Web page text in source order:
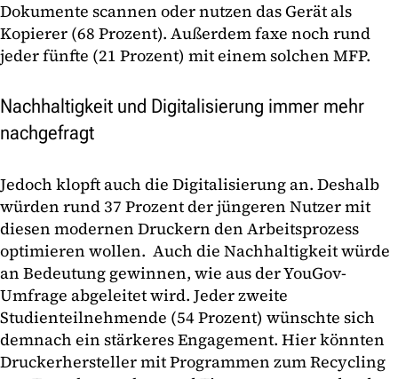
Dokumente scannen oder nutzen das Gerät als
Kopierer (68 Prozent). Außerdem faxe noch rund
jeder fünfte (21 Prozent) mit einem solchen MFP.
Nachhaltigkeit und Digitalisierung immer mehr
nachgefragt
Jedoch klopft auch die Digitalisierung an. Deshalb
würden rund 37 Prozent der jüngeren Nutzer mit
diesen modernen Druckern den Arbeitsprozess
optimieren wollen. Auch die Nachhaltigkeit würde
an Bedeutung gewinnen, wie aus der YouGov-
Umfrage abgeleitet wird. Jeder zweite
Studienteilnehmende (54 Prozent) wünschte sich
demnach ein stärkeres Engagement. Hier könnten
Druckerhersteller mit Programmen zum Recycling